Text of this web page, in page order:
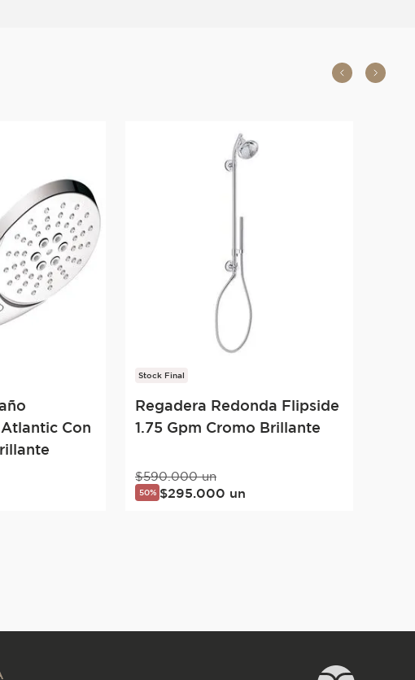
Con
Stock Final
Regadera Redonda Flipside
1.75 Gpm Cromo Brillante
$590.000 un
50% $295 000 un